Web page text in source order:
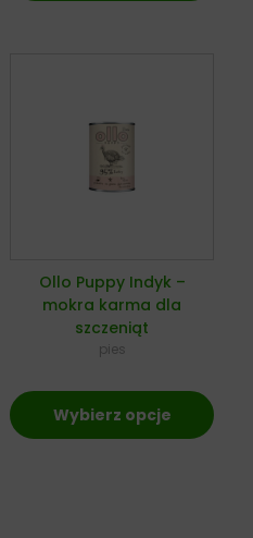
Ollo Puppy Indyk –
mokra karma dla
szczeniąt
pies
Wybierz opcje